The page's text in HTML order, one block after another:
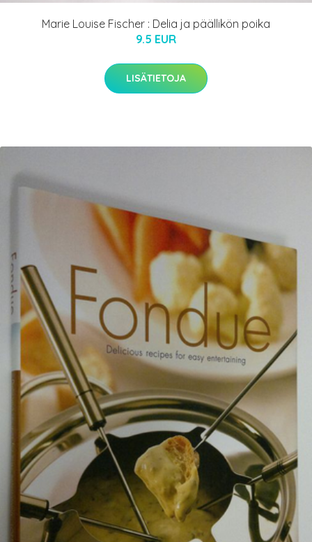
Marie Louise Fischer : Delia ja päällikön poika
9.5 EUR
LISÄTIETOJA